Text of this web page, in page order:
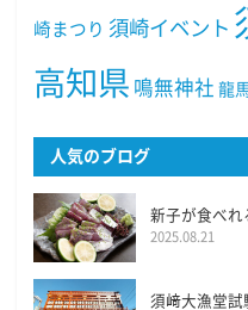
崎まつり 須崎イベント
高知県 鳴無神社 龍
人気のブログ
新子が食べれ
2025.08.21
須﨑大漁堂試